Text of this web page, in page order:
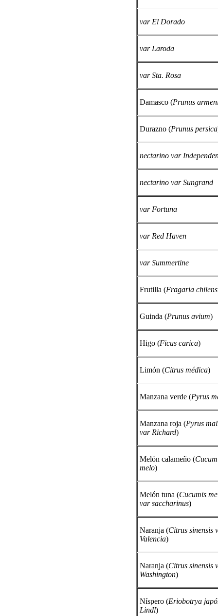
var El Dorado
var Laroda
var Sta. Rosa
Damasco (Prunus
Durazno (Prunus persica
nectarino var
nectarino var Sungrand
var Fortuna
var Red Haven
var Summertine
Frutilla (Fragaria
Guinda (Prunus avium)
Higo (Ficus carica)
Limón (Citrus médica)
Manzana verde (Pyrus
Manzana roja (Pyrus
var Richard)
Melón calameño (
melo)
Melón tuna (Cucumis
var saccharinus)
Naranja (Citrus sinensis
Valencia)
Naranja (Citrus sinensis
Washington)
Níspero (Eriobotrya
Lindl)